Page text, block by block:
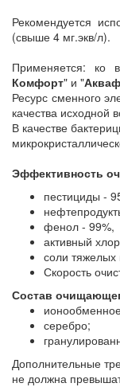
Рекомендуется
(свыше 4 мг.экв/л).
Применяется: ко
Комфорт" и "
Ресурс сменного
качества исходной
В качестве
Эффективность
пестициды -
фенол - 99%,
активный
соли тяжелых
Скорость
Состав
серебро;
Дополнительные
не должна